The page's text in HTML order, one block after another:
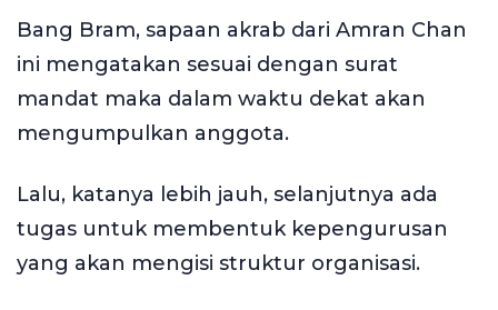
Bang Bram, sapaan akrab dari Amran Chan
ini mengatakan sesuai dengan surat
mandat maka dalam waktu dekat akan
mengumpulkan anggota.
Lalu, katanya lebih jauh, selanjutnya ada
tugas untuk membentuk kepengurusan
yang akan mengisi struktur organisasi.